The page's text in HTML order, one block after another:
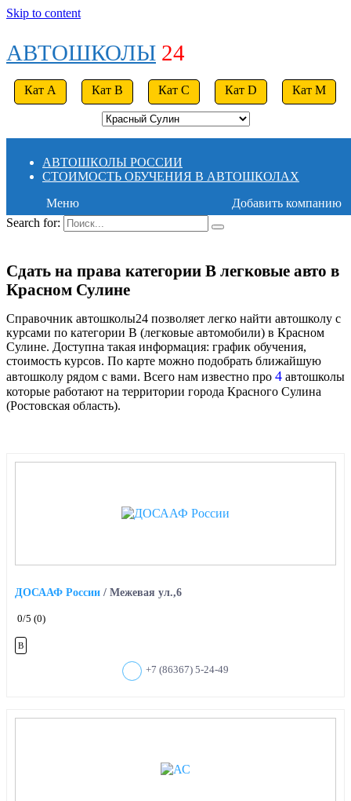
Skip to content
АВТОШКОЛЫ 24
Кат A Кат B Кат C Кат D Кат M
АВТОШКОЛЫ РОССИИ
СТОИМОСТЬ ОБУЧЕНИЯ В АВТОШКОЛАХ
Меню
Добавить компанию
Search for:
Сдать на права категории B легковые авто в
Красном Сулине
Справочник автошколы24 позволяет легко найти автошколу с
курсами по категории B (легковые автомобили) в Красном
Сулине. Доступна такая информация: график обучения,
стоимость курсов. По карте можно подобрать ближайшую
автошколу рядом с вами. Всего нам известно про 4 автошколы
которые работают на территории города Красного Сулина
(Ростовская область).
ДОСААФ России / Межевая ул.,6
0/5 (0)
B
+7 (86367) 5-24-49